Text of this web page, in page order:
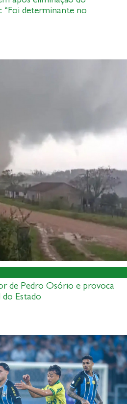
determinante no
de Pedro Osório e provoca
Estado